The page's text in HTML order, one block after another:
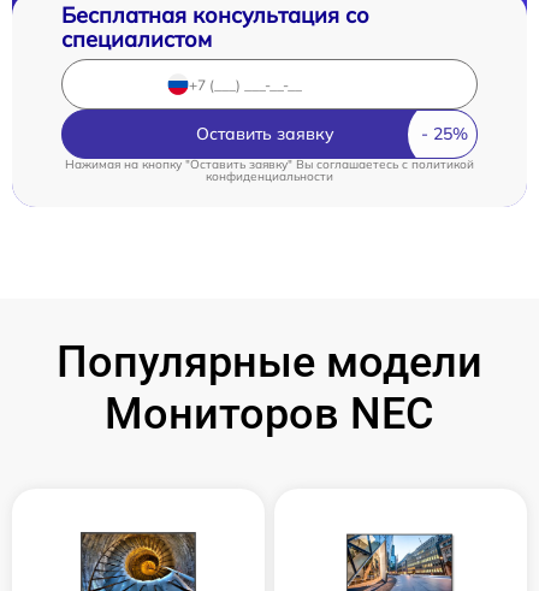
Бесплатная консультация со
специалистом
Оставить заявку
Нажимая на кнопку "Оставить заявку" Вы соглашаетесь c политикой
конфиденциальности
Популярные модели
Мониторов NEC